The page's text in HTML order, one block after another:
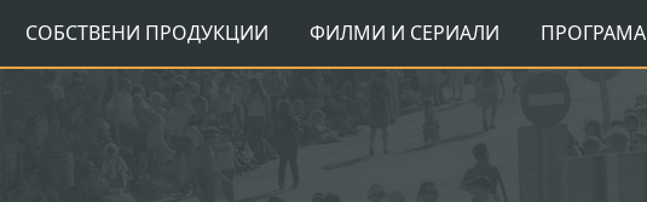
СОБСТВЕНИ ПРОДУКЦИИ ФИЛМИ И СЕРИАЛИ ПРОГРАМА